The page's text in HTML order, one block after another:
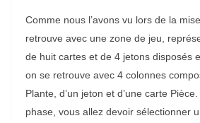
Comme nous l’avons vu lors de la
retrouve avec une zone de jeu,
de huit cartes et de 4 jetons disposés
on se retrouve avec 4 colonnes
Plante, d’un jeton et d’une carte
phase, vous allez devoir sélectionner